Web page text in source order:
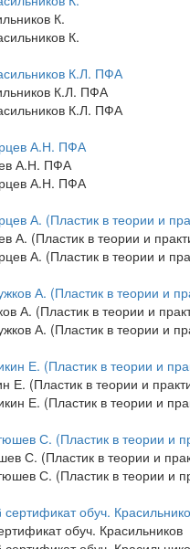
К.
К.Л. ПФА
А.Н. ПФА
А. (Пластик в теории и
А. (Пластик в теории и
Е. (Пластик в теории и
С. (Пластик в теории и
обуч. Красильников